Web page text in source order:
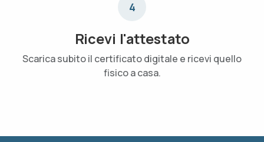
4
Ricevi l'attestato
Scarica subito il certificato digitale e ricevi quello
fisico a casa.